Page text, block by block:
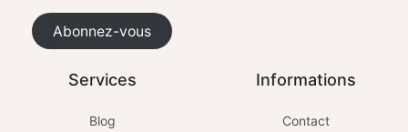
Abonnez-vous
Services
Blog
Informations
Contact